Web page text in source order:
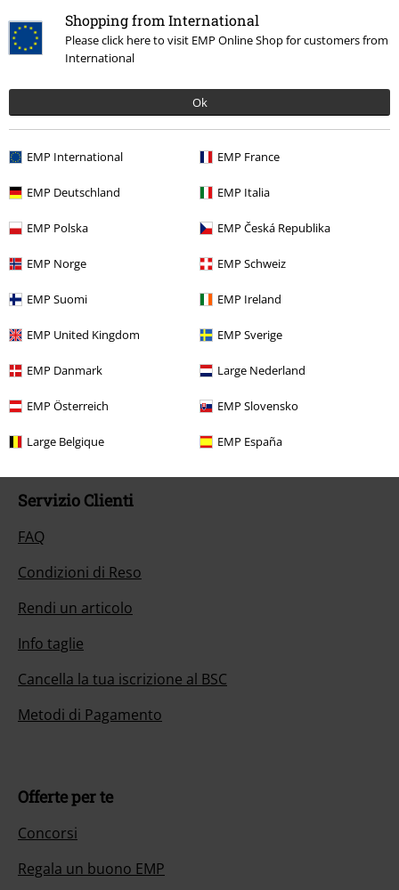
Shopping from International
Please click here to visit EMP Online Shop for customers from
International
Ok
EMP International EMP France
EMP Deutschland EMP Italia
EMP Polska EMP Česká Republika
EMP Norge EMP Schweiz
EMP Suomi EMP Ireland
EMP United Kingdom EMP Sverige
EMP Danmark Large Nederland
EMP Österreich EMP Slovensko
Large Belgique EMP España
presente in ogni newsletter.
Clicca quiper annullare liscrizione alla newsletter.
*Attivo per 4 settimane. Non utilizzabile in combinazione con altri codici
promozionali. Lo sconto verrà applicato dopo aver inserito il codice nel
Pop!, biglietti, articoli Rammstein, (Till) Lindemann, Die Ärzte, Die Toten
articoli che prevedono una donazione nel prezzo sono esclusi dalla
Il nostro servizio clienti è qui per te
Il servizio clienti è disponibile oggi fino alle 16:30.Informazioni
Inizia la chat
Servizio Clienti
FAQ
Condizioni di Reso
Rendi un articolo
Info taglie
Cancella la tua iscrizione al BSC
Metodi di Pagamento
Offerte per te
Concorsi
Regala un buono EMP